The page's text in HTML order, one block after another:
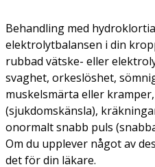
Behandling med
elektrolytbalansen i din
rubbad vätske- eller
svaghet, orkeslöshet,
muskelsmärta eller
(sjukdomskänsla),
onormalt snabb puls
Om du upplever något av
det för din läkare.